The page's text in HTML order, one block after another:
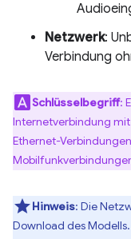
Netzwerk:
Verbindung
Schlüsselbegriff:
Internetverbindung
Ethernet-
Hinweis: Die
Download des